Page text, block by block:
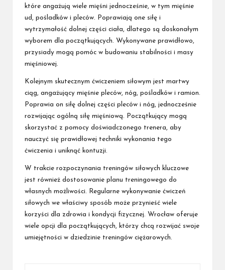
które angażują wiele mięśni jednocześnie, w tym mięśnie
ud, pośladków i pleców. Poprawiają one siłę i
wytrzymałość dolnej części ciała, dlatego są doskonałym
wyborem dla początkujących. Wykonywane prawidłowo,
przysiady mogą pomóc w budowaniu stabilności i masy
mięśniowej.
Kolejnym skutecznym ćwiczeniem siłowym jest martwy
ciąg, angażujący mięśnie pleców, nóg, pośladków i ramion.
Poprawia on siłę dolnej części pleców i nóg, jednocześnie
rozwijając ogólną siłę mięśniową. Początkujący mogą
skorzystać z pomocy doświadczonego trenera, aby
nauczyć się prawidłowej techniki wykonania tego
ćwiczenia i uniknąć kontuzji.
W trakcie rozpoczynania treningów siłowych kluczowe
jest również dostosowanie planu treningowego do
własnych możliwości. Regularne wykonywanie ćwiczeń
siłowych we właściwy sposób może przynieść wiele
korzyści dla zdrowia i kondycji fizycznej. Wrocław oferuje
wiele opcji dla początkujących, którzy chcą rozwijać swoje
umiejętności w dziedzinie treningów ciężarowych.